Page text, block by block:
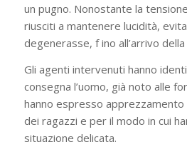
un pugno. Nonostante la
riusciti a mantenere lucidità,
degenerasse, f ino all’arrivo della
Gli agenti intervenuti hanno
consegna l’uomo, già noto alle
hanno espresso
dei ragazzi e per il modo in cui
situazione delicata.